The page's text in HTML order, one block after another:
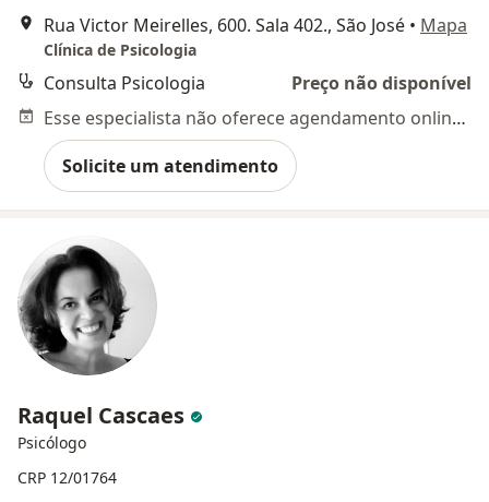
Rua Victor Meirelles, 600. Sala 402., São José • Mapa
Clínica de Psicologia
Consulta Psicologia
Preço não disponível
Esse especialista não oferece agendamento online para esse endereço.
Solicite um atendimento
Raquel Cascaes
Psicólogo
CRP 12/01764